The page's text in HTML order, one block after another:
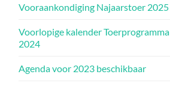
Vooraankondiging Najaarstoer 2025
Voorlopige kalender Toerprogramma
2024
Agenda voor 2023 beschikbaar